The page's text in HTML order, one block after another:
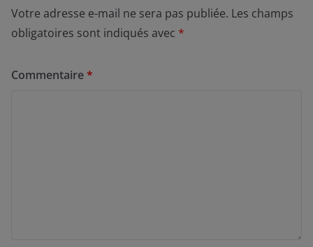
Votre adresse e-mail ne sera pas publiée. Les champs
obligatoires sont indiqués avec *
Commentaire*